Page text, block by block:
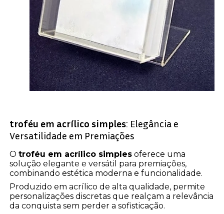
troféu em acrílico simples: Elegância e
Versatilidade em Premiações
Otroféu em acrílico simples oferece uma
solução elegante e versátil para premiações,
combinando estética moderna e funcionalidade.
Produzido em acrílico de alta qualidade, permite
personalizações discretas que realçam a relevância
da conquista sem perder a sofisticação.